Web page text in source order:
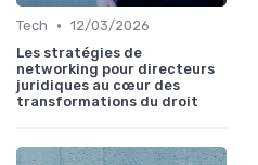
Tech • 12/03/2026
Les stratégies de
networking pour directeurs
juridiques au cœur des
transformations du droit